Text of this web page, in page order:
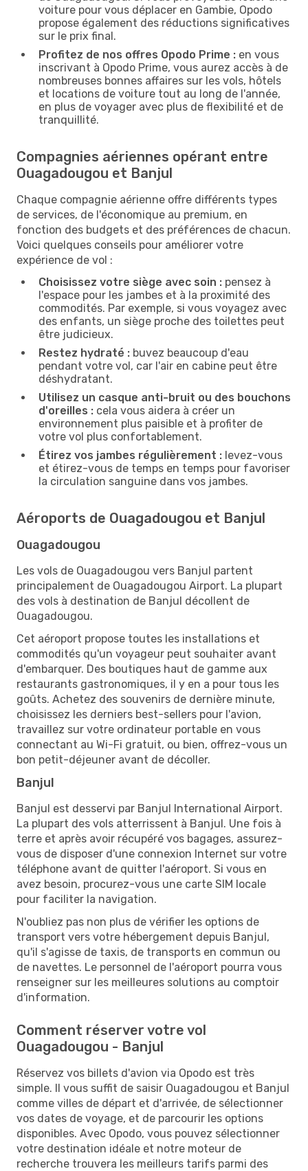
voiture pour vous déplacer en Gambie, Opodo
propose également des réductions significatives
sur le prix final.
Profitez de nos offres Opodo Prime : en vous
inscrivant à Opodo Prime, vous aurez accès à de
nombreuses bonnes affaires sur les vols, hôtels
et locations de voiture tout au long de l'année,
en plus de voyager avec plus de flexibilité et de
tranquillité.
Compagnies aériennes opérant entre
Ouagadougou et Banjul
Chaque compagnie aérienne offre différents types
de services, de l'économique au premium, en
fonction des budgets et des préférences de chacun.
Voici quelques conseils pour améliorer votre
expérience de vol :
Choisissez votre siège avec soin : pensez à
l'espace pour les jambes et à la proximité des
commodités. Par exemple, si vous voyagez avec
des enfants, un siège proche des toilettes peut
être judicieux.
Restez hydraté : buvez beaucoup d'eau
pendant votre vol, car l'air en cabine peut être
déshydratant.
Utilisez un casque anti-bruit ou des bouchons
d'oreilles : cela vous aidera à créer un
environnement plus paisible et à profiter de
votre vol plus confortablement.
Étirez vos jambes régulièrement : levez-vous
et étirez-vous de temps en temps pour favoriser
la circulation sanguine dans vos jambes.
Aéroports de Ouagadougou et Banjul
Ouagadougou
Les vols de Ouagadougou vers Banjul partent
principalement de Ouagadougou Airport. La plupart
des vols à destination de Banjul décollent de
Ouagadougou.
Cet aéroport propose toutes les installations et
commodités qu'un voyageur peut souhaiter avant
d'embarquer. Des boutiques haut de gamme aux
restaurants gastronomiques, il y en a pour tous les
goûts. Achetez des souvenirs de dernière minute,
choisissez les derniers best-sellers pour l'avion,
travaillez sur votre ordinateur portable en vous
connectant au Wi-Fi gratuit, ou bien, offrez-vous un
bon petit-déjeuner avant de décoller.
Banjul
Banjul est desservi par Banjul International Airport.
La plupart des vols atterrissent à Banjul. Une fois à
terre et après avoir récupéré vos bagages, assurez-
vous de disposer d'une connexion Internet sur votre
téléphone avant de quitter l'aéroport. Si vous en
avez besoin, procurez-vous une carte SIM locale
pour faciliter la navigation.
N'oubliez pas non plus de vérifier les options de
transport vers votre hébergement depuis Banjul,
qu'il s'agisse de taxis, de transports en commun ou
de navettes. Le personnel de l'aéroport pourra vous
renseigner sur les meilleures solutions au comptoir
d'information.
Comment réserver votre vol
Ouagadougou - Banjul
Réservez vos billets d'avion via Opodo est très
simple. Il vous suffit de saisir Ouagadougou et Banjul
comme villes de départ et d'arrivée, de sélectionner
vos dates de voyage, et de parcourir les options
disponibles. Avec Opodo, vous pouvez sélectionner
votre destination idéale et notre moteur de
recherche trouvera les meilleurs tarifs parmi des